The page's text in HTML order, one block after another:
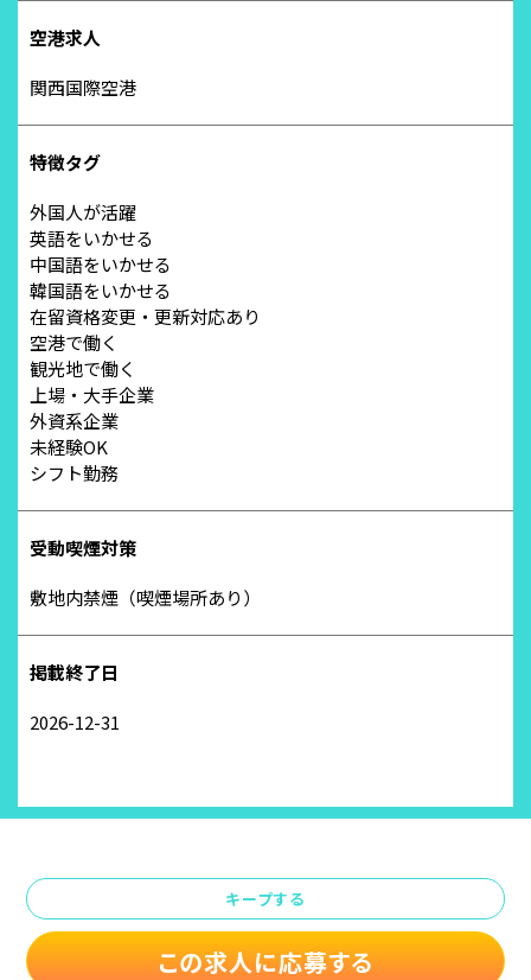
空港求人
関西国際空港
特徴タグ
外国人が活躍
英語をいかせる
中国語をいかせる
韓国語をいかせる
在留資格変更・更新対応あり
空港で働く
観光地で働く
上場・大手企業
外資系企業
未経験OK
シフト勤務
受動喫煙対策
敷地内禁煙（喫煙場所あり）
掲載終了日
2026-12-31
キープする
この求人に応募する